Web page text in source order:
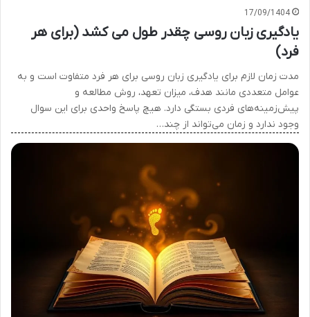
17/09/1404
یادگیری زبان روسی چقدر طول می کشد (برای هر
فرد)
مدت زمان لازم برای یادگیری زبان روسی برای هر فرد متفاوت است و به
عوامل متعددی مانند هدف، میزان تعهد، روش مطالعه و
پیش‌زمینه‌های فردی بستگی دارد. هیچ پاسخ واحدی برای این سوال
وجود ندارد و زمان می‌تواند از چند…